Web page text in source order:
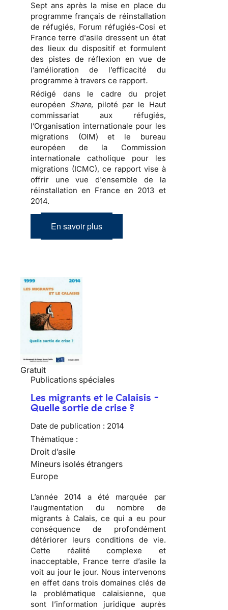
Sept ans après la mise en place du
programme français de réinstallation
de réfugiés, Forum réfugiés-Cosi et
France terre d'asile dressent un état
des lieux du dispositif et formulent
des pistes de réflexion en vue de
l’amélioration de l’efficacité du
programme à travers ce rapport.
Rédigé dans le cadre du projet
européen Share, piloté par le Haut
commissariat aux réfugiés,
l’Organisation internationale pour les
migrations (OIM) et le bureau
européen de la Commission
internationale catholique pour les
migrations (ICMC), ce rapport vise à
offrir une vue d'ensemble de la
réinstallation en France en 2013 et
2014.
En savoir plus
Gratuit
Publications spéciales
Les migrants et le Calaisis -
Quelle sortie de crise ?
Date de publication : 2014
Thématique :
Droit d’asile
Mineurs isolés étrangers
Europe
L’année 2014 a été marquée par
l’augmentation du nombre de
migrants à Calais, ce qui a eu pour
conséquence de profondément
détériorer leurs conditions de vie.
Cette réalité complexe et
inacceptable, France terre d’asile la
voit au jour le jour. Nous intervenons
en effet dans trois domaines clés de
la problématique calaisienne, que
sont l’information juridique auprès